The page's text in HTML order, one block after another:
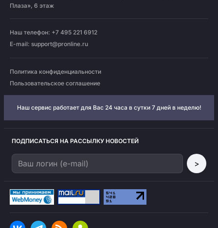
Плаза», 6 этаж
Наш телефон: +7 495 221 6912
E-mail: support@pronline.ru
Политика конфиденциальности
Пользовательское соглашение
Наш сервис работает для Вас 24 часа в сутки 7 дней в неделю!
ПОДПИСАТЬСЯ НА РАССЫЛКУ НОВОСТЕЙ